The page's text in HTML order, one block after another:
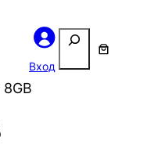
Вход
Поиск